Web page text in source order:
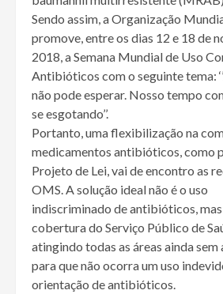
Sendo assim, a Organização
promove, entre os dias 12 e 18 de
2018, a Semana Mundial de Uso
Antibióticos com o seguinte tema:
não pode esperar. Nosso tempo
se esgotando’’.
Portanto, uma flexibilização na
medicamentos antibióticos, como
Projeto de Lei, vai de encontro as
OMS. A solução ideal não é o uso
indiscriminado de antibióticos,
cobertura do Serviço Público de
atingindo todas as áreas ainda sem
para que não ocorra um uso
orientação de antibióticos.